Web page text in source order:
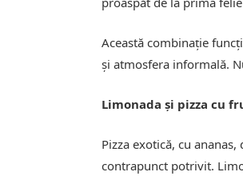
Această combinație
și atmosfera informală.
Limonada și pizza cu
Pizza exotică, cu
contrapunct potrivit.